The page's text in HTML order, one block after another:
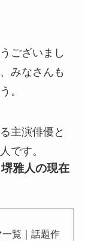
ございまし
みなさんも
。
主演俳優と
です。
雅人の現在
覧｜話題作